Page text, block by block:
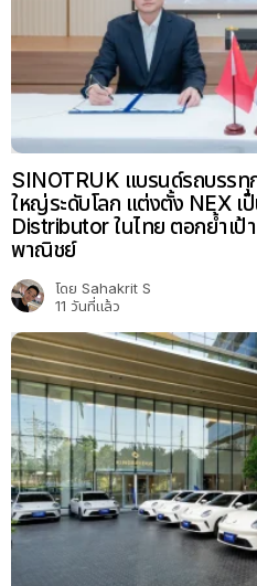
SINOTRUK แบรนด์รถบรร
ใหญ่ระดับโลก แต่งตั้ง NEX
Distributor ในไทย ตอกย้ำเ
พาณิชย์
โดย Sahakrit S
11 วันที่แล้ว